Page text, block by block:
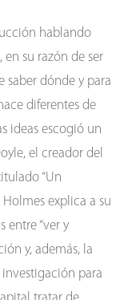
hablando
su razón de ser
saber dónde y para
diferentes de
ideas escogió un
el creador del
“Un
explica a su
entre “ver y
y, además, la
para